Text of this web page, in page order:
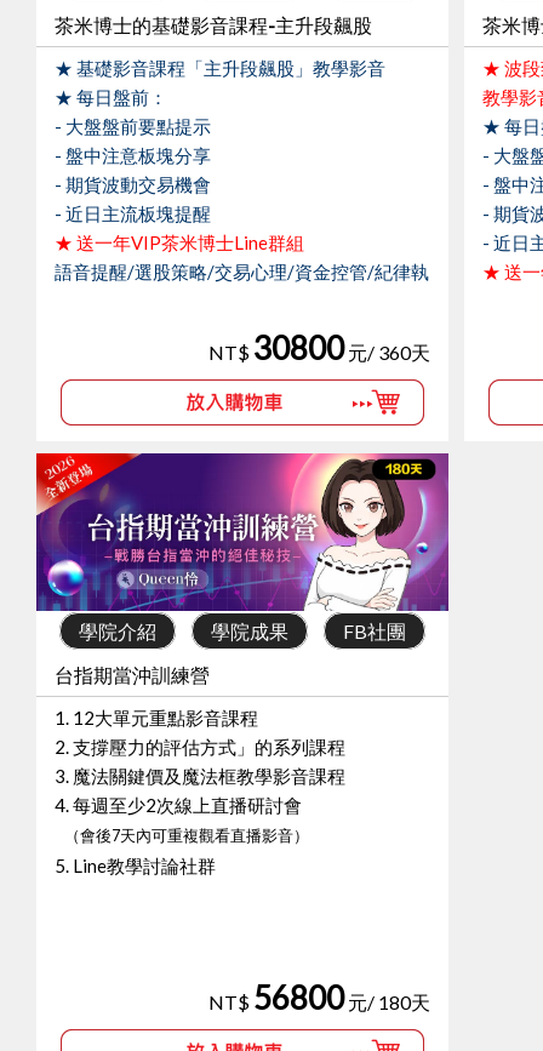
茶米博士的基礎影音課程-主升段飆股
★ 基礎影音課程「主升段飆股」教學影音
★ 每日盤前：
- 大盤盤前要點提示
- 盤中注意板塊分享
- 期貨波動交易機會
- 近日主流板塊提醒
★ 送一年VIP茶米博士Line群組
語音提醒/選股策略/交易心理/資金控管/紀律執
NT$ 30800元/ 360天
★ 波段
教學影
★ 每日
- 大盤
- 盤中
- 期貨
- 近日
★ 送一
學院介紹 學院成果
FB社團
台指期當沖訓練營
1. 12大單元重點影音課程
2. 支撐壓力的評估方式」的系列課程
3. 魔法關鍵價及魔法框教學影音課程
4. 每週至少2次線上直播研討會
（會後7天內可重複觀看直播影音）
5. Line教學討論社群
NT$ 56800元/ 180天